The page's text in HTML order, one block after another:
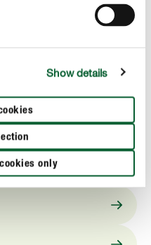
Show details
only
місяці